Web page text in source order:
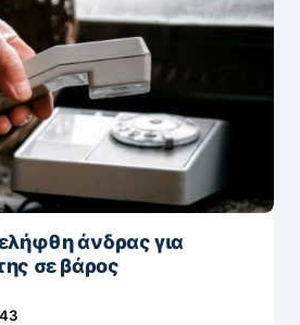
άνδρας για
σε βάρος